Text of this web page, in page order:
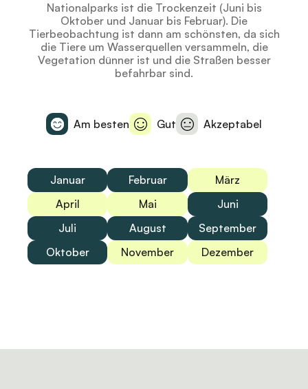
Nationalparks ist die Trockenzeit (Juni bis
Oktober und Januar bis Februar). Die
Tierbeobachtung ist dann am schönsten, da sich
die Tiere um Wasserquellen versammeln, die
Vegetation dünner ist und die Straßen besser
befahrbar sind.
Am besten Gut Akzeptabel
Januar Februar
März
April
Mai
Juni
Juli
August
September
Oktober
November Dezember